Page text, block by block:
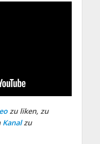
zu liken, zu
Kanalzu